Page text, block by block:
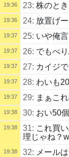
19:36 23: 株のと
19:36 24: 放置げ
19:37 25: いや俺
19:37 26: でもべ
19:37 27: カイジ
19:37 28: わいも
19:37 29: まぁこ
19:38 30: おい50
19:38 31: これ買
理じゃね？w
19:38 32: メール